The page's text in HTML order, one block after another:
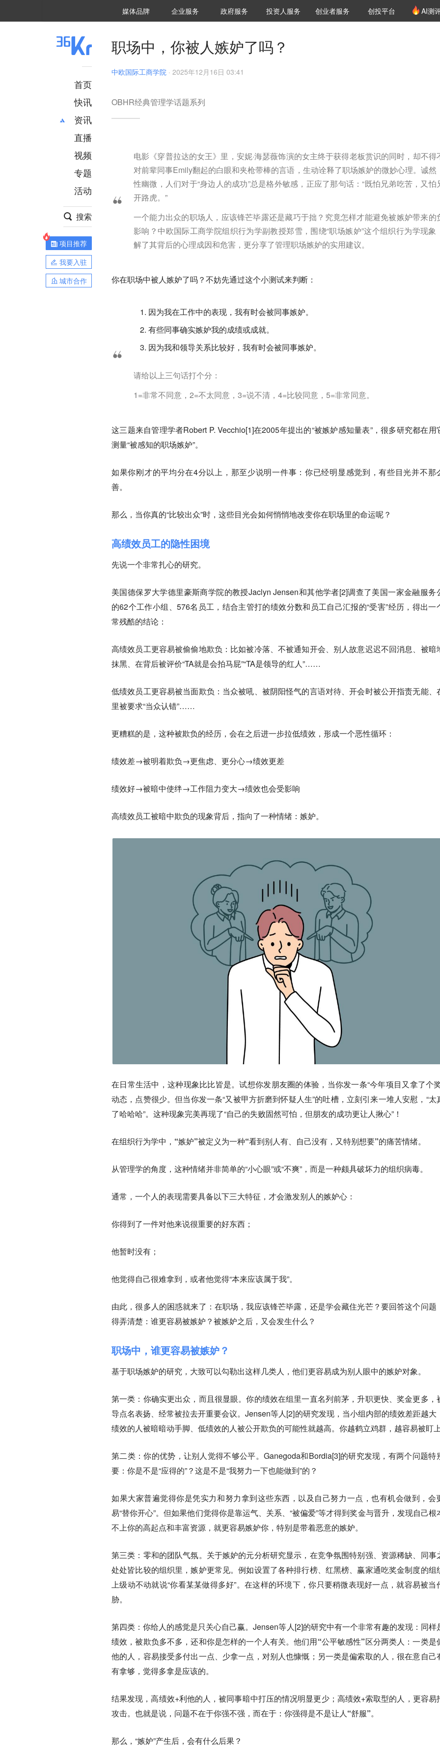
媒体品牌 36Kr研究院
企业服务 城市之窗
政府服务 VClub投资机构库
投资机构职位推介
投资人服务 创投氪堂
创业者服务 创投平台 AI测
首页
快讯
资讯
推荐
财经
项目推荐
安徽
直播
视频
专题
活动
搜索
项目推荐
我要入驻
城市合作
职场中，你被人嫉妒了吗？
中欧国际工商学院 · 2025年12月16日 03:41
OBHR经典管理学话题系列
电影《穿普拉达的女王》里，安妮·海瑟薇饰演的女主终于获得老板赏识的同时，却不得
对前辈同事Emily翻起的白眼和夹枪带棒的言语，生动诠释了职场嫉妒的微妙心理。诚然
性幽微，人们对于“身边人的成功”总是格外敏感，正应了那句话：“既怕兄弟吃苦，又怕
开路虎。”
一个能力出众的职场人，应该锋芒毕露还是藏巧于拙？究竟怎样才能避免被嫉妒带来的
影响？中欧国际工商学院组织行为学副教授郑雪，围绕“职场嫉妒”这个组织行为学现象
解了其背后的心理成因和危害，更分享了管理职场嫉妒的实用建议。
你在职场中被人嫉妒了吗？不妨先通过这个小测试来判断：
因为我在工作中的表现，我有时会被同事嫉妒。
有些同事确实嫉妒我的成绩或成就。
因为我和领导关系比较好，我有时会被同事嫉妒。
请给以上三句话打个分：
1=非常不同意，2=不太同意，3=说不清，4=比较同意，5=非常同意。
这三题来自管理学者Robert P. Vecchio[1]在2005年提出的“被嫉妒感知量表”，很多研究都在用
测量“被感知的职场嫉妒”。
如果你刚才的平均分在4分以上，那至少说明一件事： 你已经明显感觉到，有些目光并不那
善。
那么，当你真的“比较出众”时，这些目光会如何悄悄地改变你在职场里的命运呢？
高绩效员工的隐性困境
先说一个非常扎心的研究。
美国德保罗大学德里豪斯商学院的教授Jaclyn Jensen和其他学者[2]调查了美国一家金融服务
的62个工作小组、576名员工，结合主管打的绩效分数和员工自己汇报的“受害”经历，得出一
常残酷的结论：
高绩效员工更容易被偷偷地欺负：比如被冷落、不被通知开会、别人故意迟迟不回消息、被暗
抹黑、在背后被评价“TA就是会拍马屁”“TA是领导的红人”……
低绩效员工更容易被当面欺负：当众被吼、被阴阳怪气的言语对待、开会时被公开指责无能、
里被要求“当众认错”……
更糟糕的是，这种被欺负的经历，会在之后进一步拉低绩效，形成一个恶性循环：
绩效差→被明着欺负→更焦虑、更分心→绩效更差
绩效好→被暗中使绊→工作阻力变大→绩效也会受影响
高绩效员工被暗中欺负的现象背后，指向了一种情绪： 嫉妒。
在日常生活中，这种现象比比皆是。试想你发朋友圈的体验，当你发一条“今年项目又拿了个
动态，点赞很少。但当你发一条“又被甲方折磨到怀疑人生”的吐槽，立刻引来一堆人安慰，“太
了哈哈哈”。这种现象完美再现了“自己的失败固然可怕，但朋友的成功更让人揪心”！
在组织行为学中，“嫉妒”被定义为一种“看到别人有、自己没有，又特别想要”的痛苦情绪。
从管理学的角度，这种情绪并非简单的“小心眼”或“不爽”，而是一种颇具破坏力的组织病毒。
通常，一个人的表现需要具备以下三大特征 ，才会激发别人的嫉妒心：
你得到了一件对他来说很重要的好东西；
他暂时没有；
他觉得自己很难拿到，或者他觉得“本来应该属于我”。
由此，很多人的困惑就来了：在职场，我应该锋芒毕露，还是学会藏住光芒？要回答这个问题
得弄清楚：谁更容易被嫉妒？被嫉妒之后，又会发生什么？
职场中，谁更容易被嫉妒？
基于职场嫉妒的研究，大致可以勾勒出这样几类人，他们更容易成为别人眼中的嫉妒对象。
第一类：你确实更出众，而且很显眼。你的绩效在组里一直名列前茅，升职更快、奖金更多，
导点名表扬、经常被拉去开重要会议。Jensen等人[2]的研究发现，当小组内部的绩效差距越大
绩效的人被暗暗动手脚、低绩效的人被公开欺负的可能性就越高。你越鹤立鸡群，越容易被盯
第二类：你的优势，让别人觉得不够公平。 Ganegoda和Bordia[3]的研究发现，有两个问题特
要：你是不是“应得的”？这是不是“我努力一下也能做到”的？
如果大家普遍觉得你是凭实力和努力拿到这些东西，以及自己努力一点，也有机会做到，会
易“替你开心”。但如果他们觉得你是靠运气、关系、“被偏爱”等才得到奖金与晋升，发现自己根
不上你的高起点和丰富资源，就更容易嫉妒你，特别是带着恶意的嫉妒。
第三类：零和的团队气氛。 关于嫉妒的元分析研究显示，在竞争氛围特别强、资源稀缺、同事
处处皆比较的组织里，嫉妒更常见。例如设置了各种排行榜、红黑榜、赢家通吃奖金制度的组
上级动不动就说“你看某某做得多好”。在这样的环境下，你只要稍微表现好一点，就容易被当
胁。
第四类：你给人的感觉是只关心自己赢。Jensen等人[2]的研究中有一个非常有趣的发现：同样
绩效，被欺负多不多，还和你是怎样的一个人有关。他们用“公平敏感性”区分两类人：一类是
他的人，容易接受多付出一点、少拿一点，对别人也慷慨；另一类是偏索取的人，很在意自己
有拿够，觉得多拿是应该的。
结果发现，高绩效+利他的人，被同事暗中打压的情况明显更少；高绩效+索取型的人，更容易
攻击。也就是说，问题不在于你强不强，而在于： 你强得是不是让人“舒服”。
那么，“嫉妒”产生后，会有什么后果？